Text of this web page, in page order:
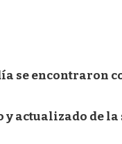
se encontraron
actualizado de